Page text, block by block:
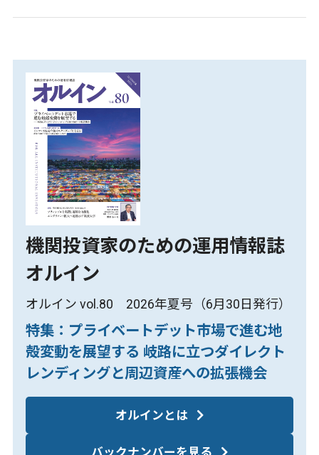
機関投資家のための運用情報誌
オルイン
オルイン vol.80 2026年夏号（6月30日発行）
特集：プライベートデット市場で進む地
殻変動を展望する 岐路に立つダイレクト
レンディングと周辺資産への拡張機会
オルインとは
バックナンバーを見る